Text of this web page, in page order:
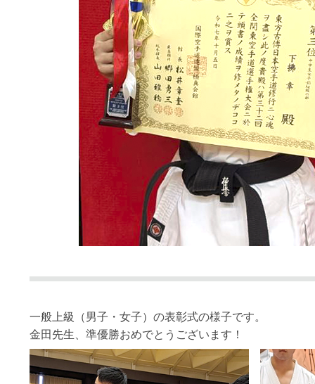
一般上級（男子・女子）の表彰式の様子です。
金田先生、準優勝おめでとうございます！